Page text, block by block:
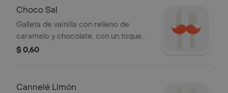
Choco Sal
Galleta de vainilla con relleno de
caramelo y chocolate, con un toque
de sal.
$ 0,60
Cannelé Limón